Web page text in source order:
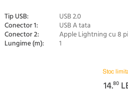
Tip USB: USB 2.0
Conector 1: USB A tata
Conector 2: Apple Lightning cu 8
Lungime (m): 1
Stoc
14.80